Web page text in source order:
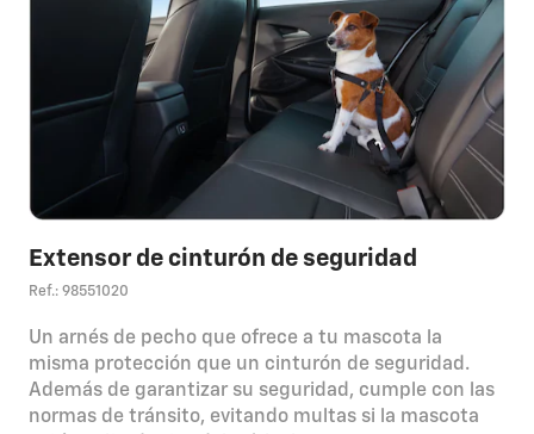
Extensor de cinturón de seguridad
Ref.: 98551020
Un arnés de pecho que ofrece a tu mascota la
misma protección que un cinturón de seguridad.
Además de garantizar su seguridad, cumple con las
normas de tránsito, evitando multas si la mascota